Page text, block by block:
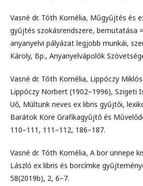
Vasné dr. Tóth Kornélia, Műgyűjtés és
gyűjtés szokásrendszere, bemutatása
anyanyelvi pályázat legjobb munkái,
Károly, Bp., Anyanyelvápolók
Vasné dr. Tóth Kornélia, Lippóczy
Lippóczy Norbert (1902–1996), Szigeti
Uő, Múltunk neves ex libris gyűjtői,
Barátok Köre Grafikagyűjtő és
110–111, 111–112, 186–187.
Vasné dr. Tóth Kornélia, A bor ünnepe
László ex libris és borcímke
58(2019b), 2, 6–7.